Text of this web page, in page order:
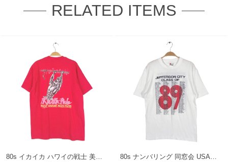
RELATED ITEMS